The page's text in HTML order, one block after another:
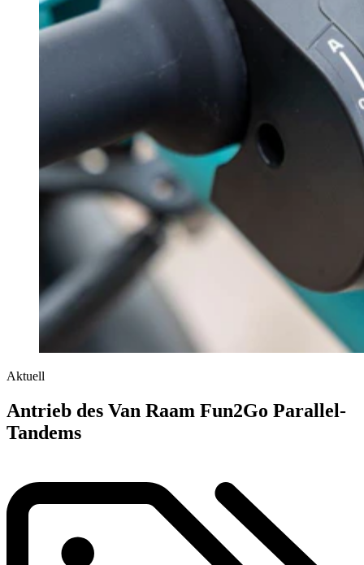
Aktuell
Antrieb des Van Raam Fun2Go Parallel-
Tandems